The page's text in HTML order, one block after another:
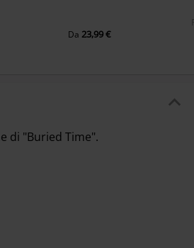
Da 23,99 €
di "Buried Time".